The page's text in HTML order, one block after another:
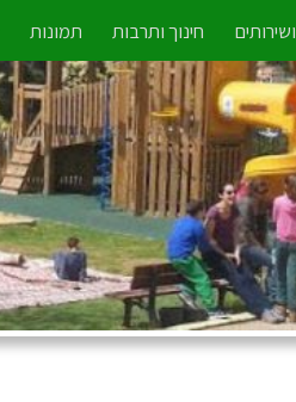
חינוך ותרבות תמונות